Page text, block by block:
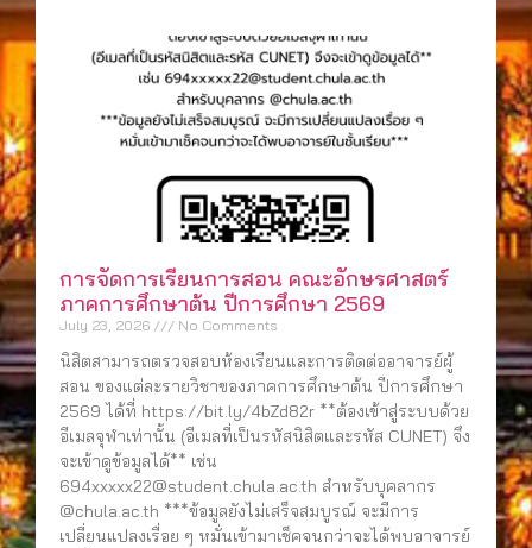
การจัดการเรียนการสอน คณะอักษรศาสตร์
ภาคการศึกษาต้น ปีการศึกษา 2569
July 23, 2026 No Comments
นิสิตสามารถตรวจสอบห้องเรียนและการติดต่ออาจารย์ผู้
สอน ของแต่ละรายวิชาของภาคการศึกษาต้น ปีการศึกษา
2569 ได้ที่ https://bit.ly/4bZd82r **ต้องเข้าสู่ระบบด้วย
อีเมลจุฬาเท่านั้น (อีเมลที่เป็นรหัสนิสิตและรหัส CUNET) จึง
จะเข้าดูข้อมูลได้** เช่น
694xxxxx22@student.chula.ac.th สำหรับบุคลากร
@chula.ac.th ***ข้อมูลยังไม่เสร็จสมบูรณ์ จะมีการ
เปลี่ยนแปลงเรื่อย ๆ หมั่นเข้ามาเช็คจนกว่าจะได้พบอาจารย์